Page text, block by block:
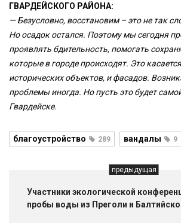
ГВАРДЕЙСКОГО РАЙОНА:
— Безусловно, восстановим – это не так
Но осадок остался. Поэтому мы сегодня
проявлять бдительность, помогать
которые в городе происходят. Это
исторических объектов, и фасадов.
проблемы иногда. Но пусть это будет
Гвардейске.
благоустройство 289 вандалы 9
предыдущая
Участники экологической
пробы воды из Преголи и